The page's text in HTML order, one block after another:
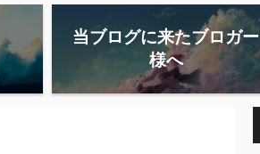
たい人へ。
当ブログに来たブロガー
様へ